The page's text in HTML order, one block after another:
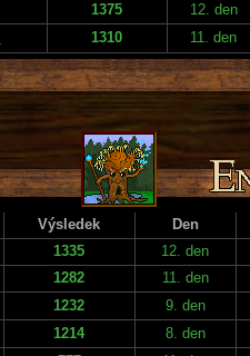
1375
12. den
1310 11. den
Výsledek
Den
1335
12. den
1282
11. den
1232
9. den
1214
8. den